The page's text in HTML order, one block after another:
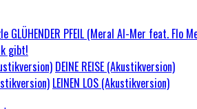
gibt!
DEINE REISE (Akustikversion)
LEINEN LOS (Akustikversion)